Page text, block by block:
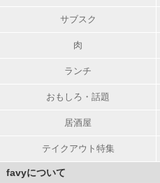
サブスク
肉
ランチ
おもしろ・話題
居酒屋
テイクアウト特集
favyについて